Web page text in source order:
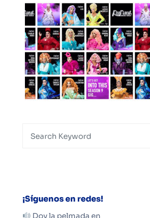
¡Síguenos en redes!
Doy la pelmada en